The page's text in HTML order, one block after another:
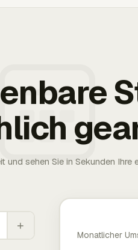
und sehen Sie in Sekunden
+
Monatlicher